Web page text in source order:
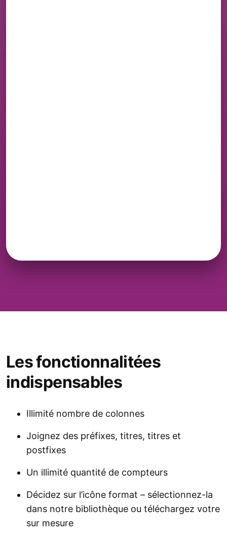
Les fonctionnalitées
indispensables
Illimité nombre de colonnes
Joignez des préfixes, titres, titres et
postfixes
Un illimité quantité de compteurs
Décidez sur l’icône format – sélectionnez-la
dans notre bibliothèque ou téléchargez votre
sur mesure